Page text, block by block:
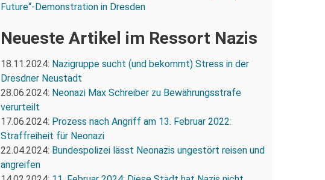
Future“-Demonstration in Dresden
Neueste Artikel im Ressort Nazis
18.11.2024: Nazigruppe sucht (und bekommt) Stress in der
Dresdner Neustadt
28.06.2024: Neonazi Max Schreiber zu Bewährungsstrafe
verurteilt
17.06.2024: Prozess nach Angriff am 13. Februar 2022:
Straffreiheit für Neonazi
22.04.2024: Bundespolizei lässt Neonazis ungestört reisen und
angreifen